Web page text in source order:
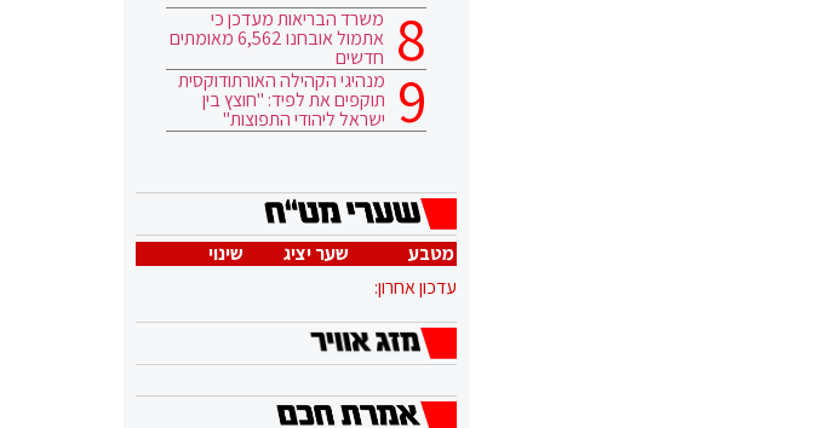
משרד הבריאות מעדכן כי
אתמול אובחנו 6,562 מאומתים
חדשים
מנהיגי הקהילה האורתודוקסית
תוקפים את לפיד: "חוצץ בין
ישראל ליהודי התפוצות"
מטבע שער יציג
שינוי
עדכון אחרון: